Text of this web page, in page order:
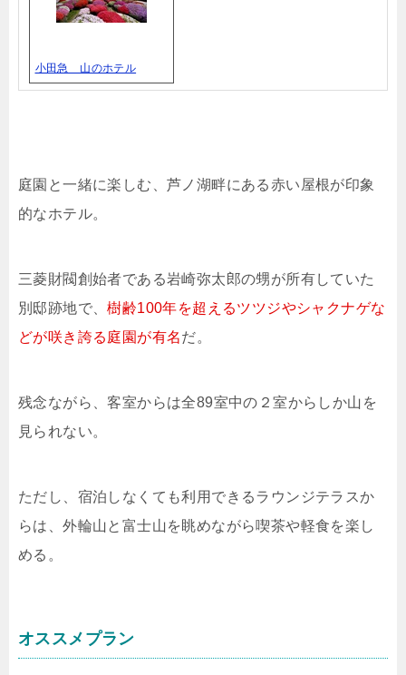
小田急 山のホテル
庭園と一緒に楽しむ、芦ノ湖畔にある赤い屋根が印象
的なホテル。
三菱財閥創始者である岩崎弥太郎の甥が所有していた
別邸跡地で、樹齢100年を超えるツツジやシャクナゲな
どが咲き誇る庭園が有名だ。
残念ながら、客室からは全89室中の２室からしか山を
見られない。
ただし、宿泊しなくても利用できるラウンジテラスか
らは、外輪山と富士山を眺めながら喫茶や軽食を楽し
める。
オススメプラン